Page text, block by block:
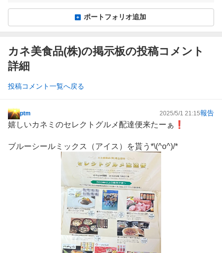
ポートフォリオ追加
カネ美食品(株)の掲示板の投稿コメント
詳細
投稿コメント一覧へ戻る
掲
示
記
ptm 2025/5/1 21:15報告
嬉しいカネミのセレクトグルメ配達便来たーぁ❗️
ブルーシールミックス（アイス）を貰う*\(^o^)/*